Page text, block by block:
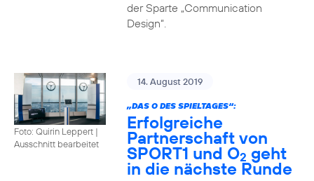
der Sparte „Communication
Design“.
Foto: Quirin Leppert |
Ausschnitt bearbeitet
14. August 2019
„DAS O DES SPIELTAGES“:
Erfolgreiche
Partnerschaft von
SPORT1 und O2 geht
in die nächste Runde